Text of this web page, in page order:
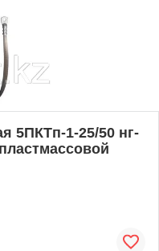
5ПКТп-1-25/50 нг-